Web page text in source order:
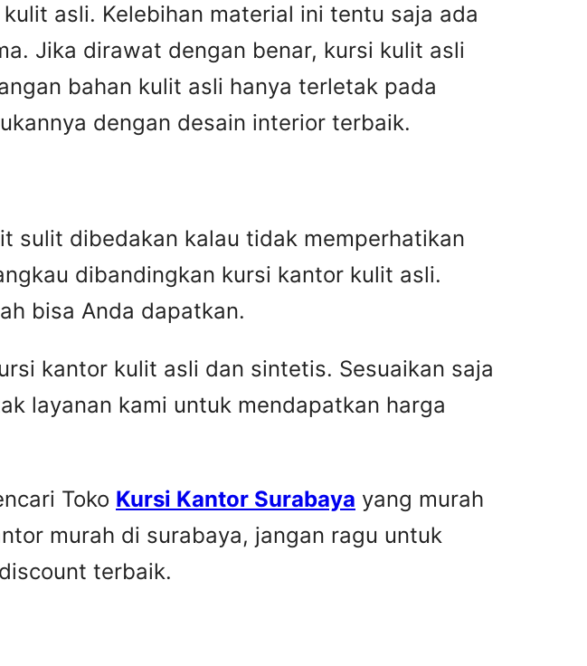
asli. Kelebihan material ini tentu saja ada
Jika dirawat dengan benar, kursi kulit asli
bahan kulit asli hanya terletak pada
dengan desain interior terbaik.
sulit dibedakan kalau tidak memperhatikan
dibandingkan kursi kantor kulit asli.
bisa Anda dapatkan.
kantor kulit asli dan sintetis. Sesuaikan saja
layanan kami untuk mendapatkan harga
Toko Kursi Kantor Surabaya yang murah
murah di surabaya, jangan ragu untuk
terbaik.